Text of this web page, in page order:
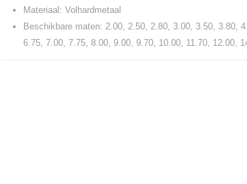
Materiaal: Volhardmetaal
Beschikbare maten: 2.00, 2.50, 2.80, 3.00, 3.50, 3.80,
6.75, 7.00, 7.75, 8.00, 9.00, 9.70, 10.00, 11.70, 12.00,